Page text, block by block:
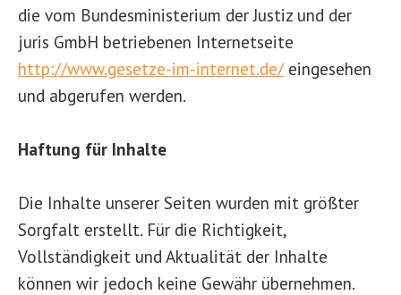
die vom Bundesministerium der Justiz und der
juris GmbH betriebenen Internetseite
http://www.gesetze-im-internet.de/eingesehen
und abgerufen werden.
Haftung für Inhalte
Die Inhalte unserer Seiten wurden mit größter
Sorgfalt erstellt. Für die Richtigkeit,
Vollständigkeit und Aktualität der Inhalte
können wir jedoch keine Gewähr übernehmen.